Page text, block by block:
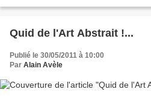
Quid de l'Art Abstrait !...
Publié le 30/05/2011 à 10:00
Par Alain Avèle